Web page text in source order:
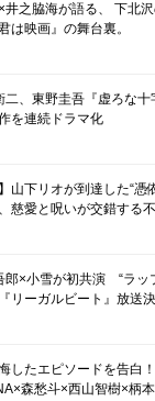
井之脇海が語る、 下北
は映画』の舞台裏。
二、東野圭吾『虚ろな
を連続ドラマ化
】山下リオが到達した“
慈愛と呪いが交錯する
郎×小雪が初共演 “ラッ
リーガルビート』放送
したエピソードを告白
森愁斗×西山智樹×柄